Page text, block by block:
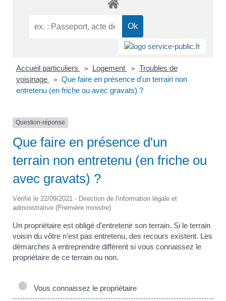
Accueil particuliers > Logement > Troubles de
voisinage
> Que faire en présence d'un terrain non
entretenu (en friche ou avec gravats) ?
Question-réponse
Que faire en présence d'un
terrain non entretenu (en friche ou
avec gravats) ?
Vérifié le 22/09/2021 - Direction de l'information légale et
administrative (Première ministre)
Un propriétaire est obligé d'entretenir son terrain. Si le terrain
voisin du vôtre n'est pas entretenu, des recours existent. Les
démarches à entreprendre diffèrent si vous connaissez le
propriétaire de ce terrain ou non.
Vous connaissez le propriétaire